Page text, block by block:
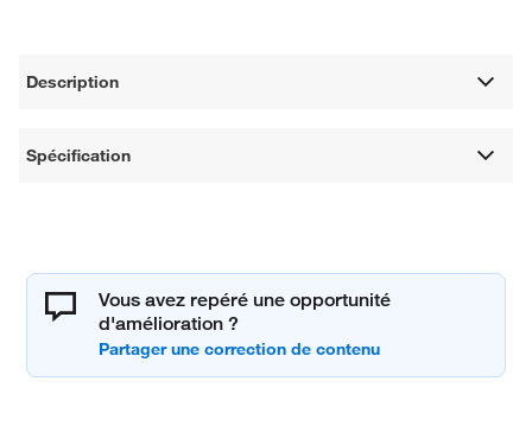
Description
Spécification
Vous avez repéré une opportunité
d'amélioration ?